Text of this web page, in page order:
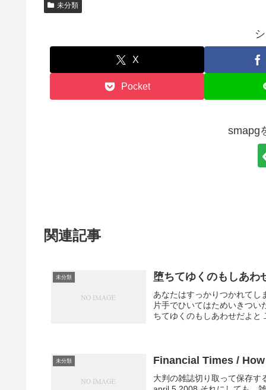
未分類
X
Pocket
smapg
関連記事
未分類 堕ちてゆくのもしあわ
あなたはすっかりつかれてし
片手でひいてはためいきつ
ちてゆくのもしあわせだよと
未分類 Financial Times /
大判の雑誌切り取って保存す